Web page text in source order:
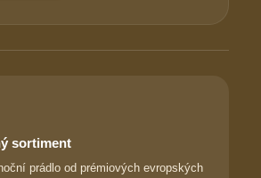
sortiment
prádlo od prémiových evropských